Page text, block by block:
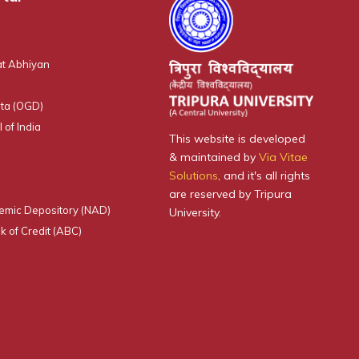
Abhiyan
(OGD)
of India
Depository (NAD)
of Credit (ABC)
This website is developed
& maintained by Via Vitae
Solutions, and it's all rights
are reserved by Tripura
University.